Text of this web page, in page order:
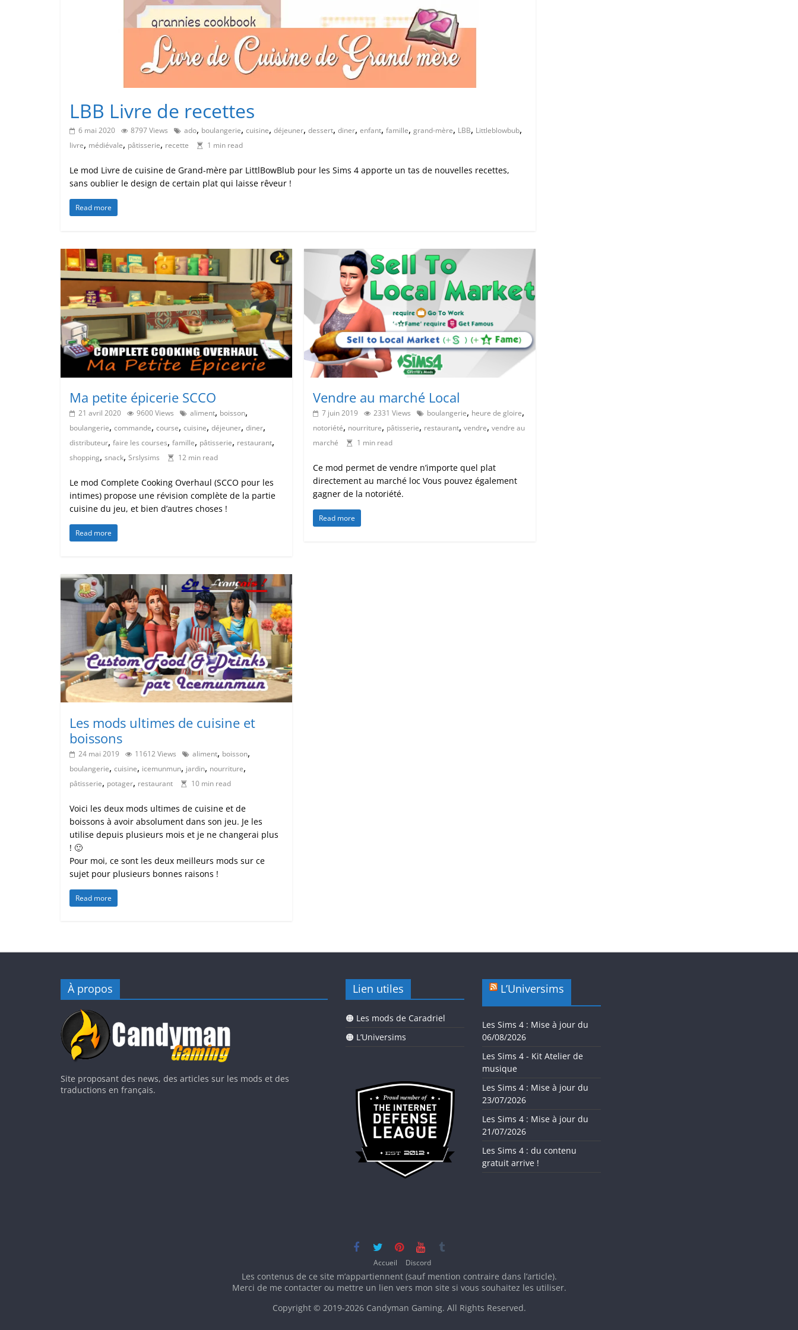
LBB Livre de recettes
6 mai 2020 8797 Views ado, boulangerie, cuisine, déjeuner, dessert, diner, enfant, famille, grand-mère, LBB, Littleblowbub,
livre, médiévale, pâtisserie, recette 1 min read
Le mod Livre de cuisine de Grand-mère par LittlBowBlub pour les Sims 4 apporte un tas de nouvelles recettes,
sans oublier le design de certain plat qui laisse rêveur !
Read more
Ma petite épicerie SCCO
21 avril 2020 9600 Views aliment, boisson,
boulangerie, commande, course, cuisine, déjeuner, diner,
distributeur, faire les courses, famille, pâtisserie, restaurant,
shopping, snack, Srslysims 12 min read
Le mod Complete Cooking Overhaul (SCCO pour les
intimes) propose une révision complète de la partie
cuisine du jeu, et bien d’autres choses !
Read more
Vendre au marché Local
7 juin 2019 2331 Views boulangerie, heure de gloire,
notoriété, nourriture, pâtisserie, restaurant,vendre,vendre au
marché
1 min read
Ce mod permet de vendre n’importe quel plat
directement au marché loc Vous pouvez également
gagner de la notoriété.
Read more
Les mods ultimes de cuisine et
boissons
24 mai 2019 11612 Views aliment, boisson,
boulangerie, cuisine, icemunmun, jardin, nourriture,
pâtisserie, potager, restaurant 10 min read
Voici les deux mods ultimes de cuisine et de
boissons à avoir absolument dans son jeu. Je les
utilise depuis plusieurs mois et je ne changerai plus
! 🙂
Pour moi, ce sont les deux meilleurs mods sur ce
sujet pour plusieurs bonnes raisons !
Read more
À propos
Site proposant des news, des articles sur les mods et des
traductions en français.
Lien utiles
🟠 Les mods de Caradriel
🟠 L’Universims
L’Universims
Les Sims 4 : Mise à jour du
06/08/2026
Les Sims 4 - Kit Atelier de
musique
Les Sims 4 : Mise à jour du
23/07/2026
Les Sims 4 : Mise à jour du
21/07/2026
Les Sims 4 : du contenu
gratuit arrive !
Accueil Discord
Les contenus de ce site m’appartiennent (sauf mention contraire dans l’article).
Merci de me contacter ou mettre un lien vers mon site si vous souhaitez les utiliser.
Copyright © 2019-2026Candyman Gaming. All Rights Reserved.